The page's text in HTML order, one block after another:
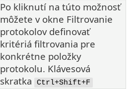
Po kliknutí na túto možnosť
môžete v okne Filtrovanie
protokolov definovať
kritériá filtrovania pre
konkrétne položky
protokolu. Klávesová
skratka
Ctrl+Shift+F